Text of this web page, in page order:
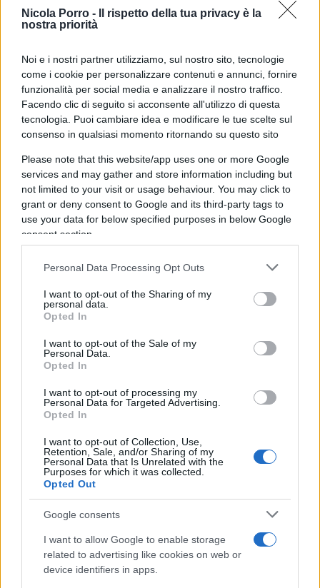
Nicola Porro -
Il rispetto della tua privacy è la
nostra priorità
Noi e i nostri partner utilizziamo, sul nostro sito, tecnologie
come i cookie per personalizzare contenuti e annunci, fornire
funzionalità per social media e analizzare il nostro traffico.
Facendo clic di seguito si acconsente all'utilizzo di questa
tecnologia. Puoi cambiare idea e modificare le tue scelte sul
consenso in qualsiasi momento ritornando su questo sito
Please note that this website/app uses one or more Google
services and may gather and store information including but
not limited to your visit or usage behaviour. You may click to
grant or deny consent to Google and its third-party tags to
use your data for below specified purposes in below Google
consent section.
Personal Data Processing Opt Outs
I want to opt-out of the Sharing of my
personal data.
Opted In
I want to opt-out of the Sale of my
Personal Data.
Opted In
I want to opt-out of processing my
Personal Data for Targeted Advertising.
Opted In
I want to opt-out of Collection, Use,
Retention, Sale, and/or Sharing of my
Personal Data that Is Unrelated with the
Purposes for which it was collected.
Opted Out
Google consents
I want to allow Google to enable storage
related to advertising like cookies on web or
device identifiers in apps.
Lavrov ha ripreso e ampliato queste affermazioni
parlando a un gruppo di diplomatici invitati
presso l’ambasciata russa nella capitale etiope,
Addis Abeba: “sono sicuro – ha poi concluso – che
la stragrande maggioranza dei Paesi del mondo
tempi coloniali”.
Le reazioni dei governi africani
Le parole di Lavrov sono state accolte con
moderato assenso in Egitto, apprezzate in Etiopia
incondizionatamente in Uganda.
Il presidente ugandeseYoweri Museveniè un
esempio, anzi un idealtipo di come tanti leader
mondo. L’alleanza dell’Uganda con l’Occidente è
forte e di lunga data. Ma Museveni ormai è al
potere da 36 anni. Da tempo e sempre di più
dubita delle sue credenziali democratiche
“È chiaro – spiega Sarah Bireete, presidente del
Centro per lagovernance
Kampala, la capitale ugandese – perché rispolveri
adesso sentimenti anticoloniali e si avvicini alla
Russia che non fa domande su diritti umani e